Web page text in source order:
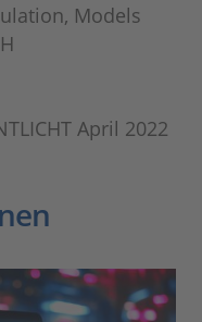
Models
April 2022